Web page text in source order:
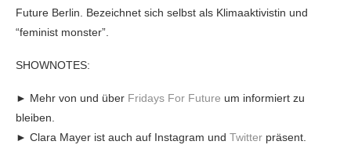
Future Berlin. Bezeichnet sich selbst als Klimaaktivistin und
“feminist monster”.
SHOWNOTES:
► Mehr von und über Fridays For Future um informiert zu
bleiben.
► Clara Mayer ist auch auf Instagram und Twitter präsent.